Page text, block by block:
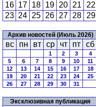
16 17 18 19 20 21
22
23 24 25 26 27 28 29
Архив новостей (Июль 2026)
вс пн вт ср чт пт сб
1 2 3
4
5
6 7 8 9 10
11
12
13 14 15 16 17
18
19
20 21 22 23 24
25
26
27 28 29 30 31
Эксклюзивная публикация